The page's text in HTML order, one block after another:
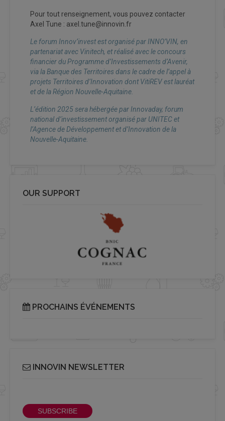
Pour tout renseignement, vous pouvez contacter
Axel Tune : axel.tune@innovin.fr
Le forum Innov’invest est organisé par INNO’VIN, en
partenariat avec Vinitech, et réalisé avec le concours
financier duProgramme d’Investissements d’Avenir,
via la Banque des Territoires dans le cadre de l’appel à
projets Territoires d’Innovation dont VitiREV est lauréat
et de la Région Nouvelle-Aquitaine.
L’édition 2025 sera hébergée par Innovaday, forum
national d’investissement organisé par UNITEC et
l’Agence de Développement et d’Innovation de la
Nouvelle-Aquitaine.
OUR SUPPORT
PROCHAINS ÉVÉNEMENTS
INNOVIN NEWSLETTER
SUBSCRIBE